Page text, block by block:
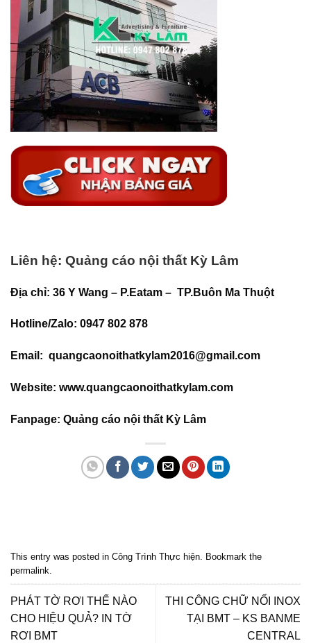
Liên hệ: Quảng cáo nội thất Kỳ Lâm
Địa chỉ: 36 Y Wang – P.Eatam – TP.Buôn Ma Thuột
Hotline/Zalo: 0947 802 878
Email: quangcaonoithatkylam2016@gmail.com
Website: www.quangcaonoithatkylam.com
Fanpage: Quảng cáo nội thất Kỳ Lâm
This entry was posted in Công Trình Thực hiện. Bookmark the
permalink.
PHÁT TỜ RƠI THẾ NÀO
CHO HIỆU QUẢ? IN TỜ
RƠI BMT
THI CÔNG CHỮ NỔI INOX
TẠI BMT – KS BANME
CENTRAL